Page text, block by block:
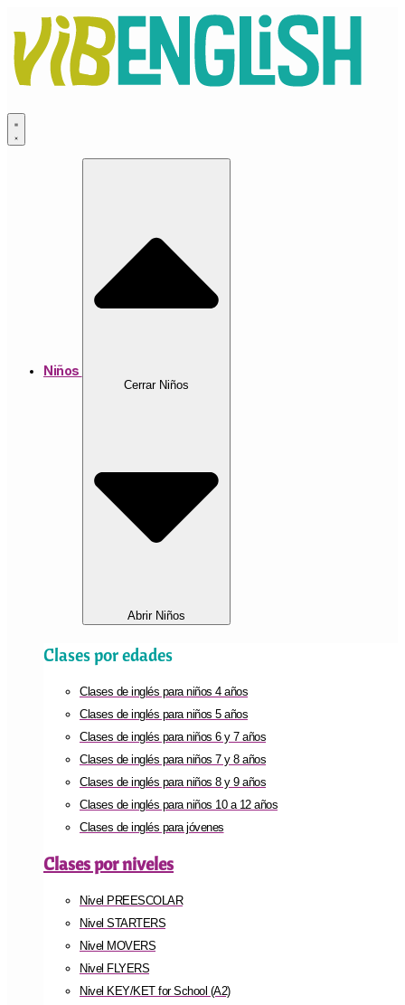
contenido
Niños
Cerrar Niños
Abrir Niños
Clases por edades
Clases de inglés para niños 4 años
Clases de inglés para niños 5 años
Clases de inglés para niños 6 y 7 años
Clases de inglés para niños 7 y 8 años
Clases de inglés para niños 8 y 9 años
Clases de inglés para niños 10 a 12 años
Clases de inglés para jóvenes
Clases por niveles
Nivel PREESCOLAR
Nivel STARTERS
Nivel MOVERS
Nivel FLYERS
Nivel KEY/KET for School (A2)